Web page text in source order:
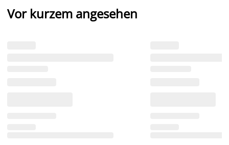
Vor kurzem angesehen